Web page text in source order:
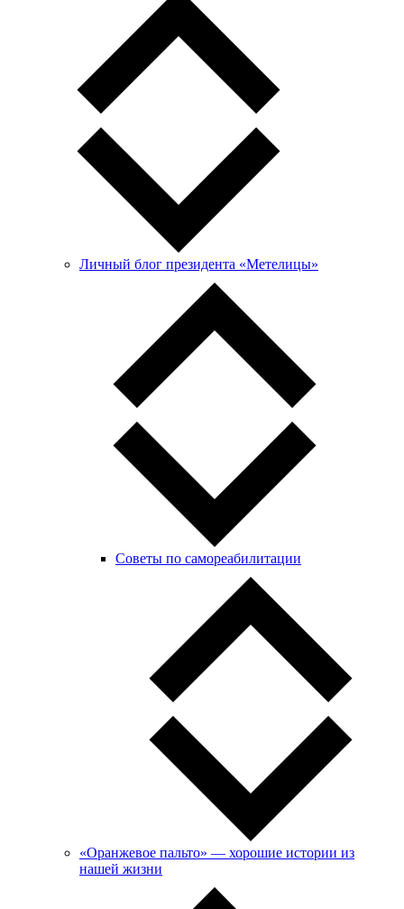
Личный блог президента «Метелицы»
Советы по самореабилитации
«Оранжевое пальто» — хорошие истории из
нашей жизни